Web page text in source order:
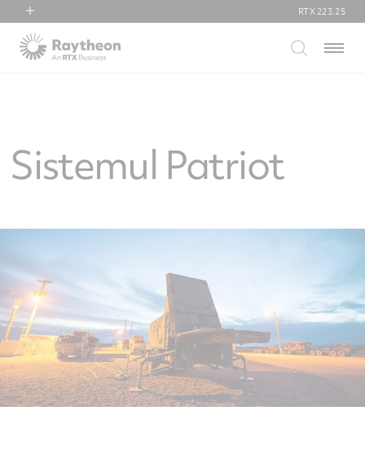
RTX
Collins Aerospace
RTX 223.25
Menu
Sistemul Patriot